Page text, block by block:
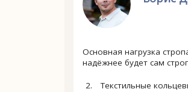
Основная нагрузка
надёжнее будет сам
Текстильные